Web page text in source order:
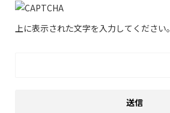
上に表示された文字を入力してください。